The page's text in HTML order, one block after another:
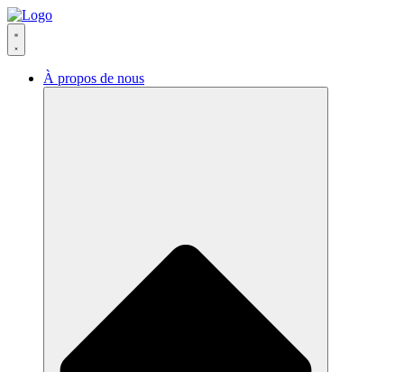
Aller
au
contenu
À propos de nous